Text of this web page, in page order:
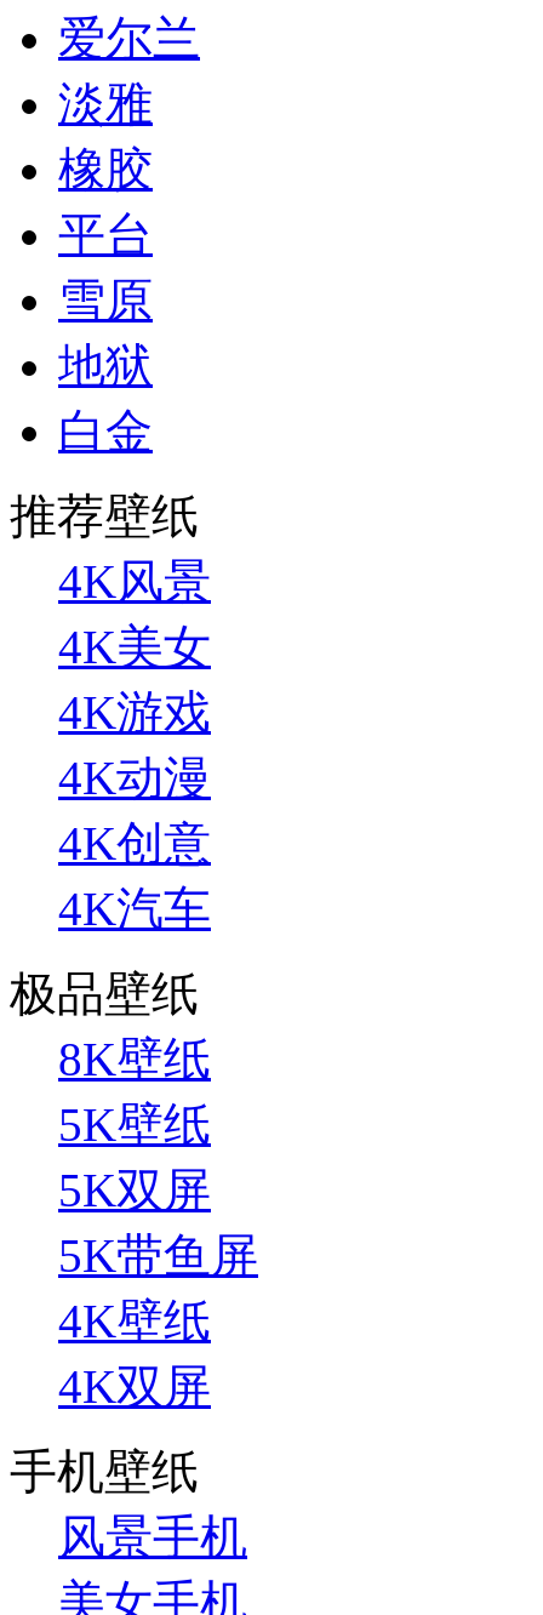
爱尔兰
淡雅
橡胶
平台
雪原
地狱
白金
推荐壁纸
4K风景
4K美女
4K游戏
4K动漫
4K创意
4K汽车
极品壁纸
8K壁纸
5K壁纸
5K双屏
5K带鱼屏
4K壁纸
4K双屏
手机壁纸
风景手机
美女手机